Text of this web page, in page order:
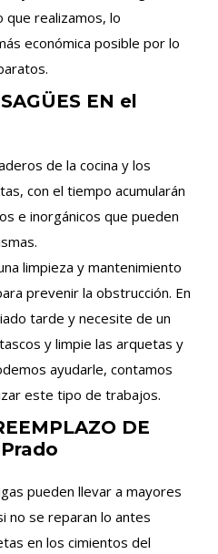
realizamos, lo
económica posible por lo
EN el
de la cocina y los
con el tiempo acumularán
e inorgánicos que pueden
limpieza y mantenimiento
prevenir la obstrucción. En
tarde y necesite de un
y limpie las arquetas y
ayudarle, contamos
este tipo de trabajos.
DE
pueden llevar a mayores
no se reparan lo antes
en los cimientos del